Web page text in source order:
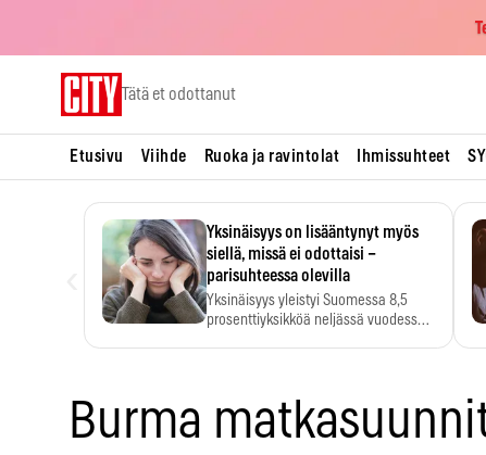
Tätä et odottanut
Etusivu Viihde Ruoka ja ravintolat Ihmissuhteet
Yksinäisyys on lisääntynyt myös
siellä, missä ei odottaisi –
parisuhteessa olevilla
Yksinäisyys yleistyi Suomessa 8,5
prosenttiyksikköä neljässä vuodessa.
Burma